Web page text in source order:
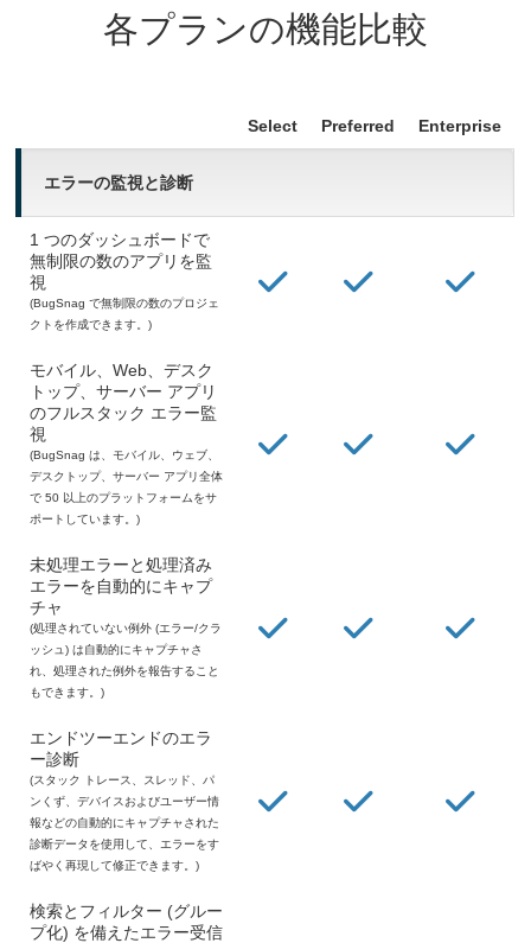
各プランの機能比較
Select Preferred Enterprise
エラーの監視と診断
1 つのダッシュボードで
無制限の数のアプリを監
視
(BugSnag で無制限の数のプロジェ
クトを作成できます。)
モバイル、Web、デスク
トップ、サーバー アプリ
のフルスタック エラー監
視
(BugSnag は、モバイル、ウェブ、
デスクトップ、サーバー アプリ全体
で 50 以上のプラットフォームをサ
ポートしています。)
未処理エラーと処理済み
エラーを自動的にキャプ
チャ
(処理されていない例外 (エラー/クラ
ッシュ) は自動的にキャプチャさ
れ、処理された例外を報告すること
もできます。)
エンドツーエンドのエラ
ー診断
(スタック トレース、スレッド、パ
ンくず、デバイスおよびユーザー情
報などの自動的にキャプチャされた
診断データを使用して、エラーをす
ばやく再現して修正できます。)
検索とフィルター (グルー
プ化) を備えたエラー受信